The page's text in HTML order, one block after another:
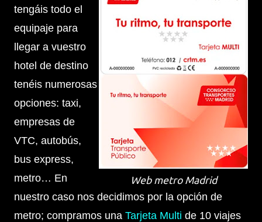
Web metro Madrid
tengáis todo el
equipaje para
llegar a vuestro
hotel de destino
tenéis numerosas
opciones: taxi,
empresas de
VTC, autobús,
bus express,
metro… En
nuestro caso nos decidimos por la opción de
metro; compramos una Tarjeta Multi de 10 viajes